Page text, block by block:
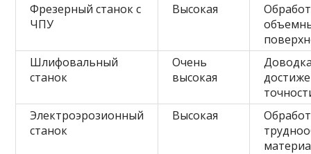
Фрезерный станок с
ЧПУ
Высокая
Шлифовальный
станок
Очень
высокая
Электроэрозионный
станок
Высокая